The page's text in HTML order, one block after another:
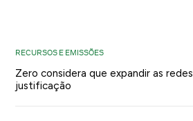
RECURSOS E EMISSÕES
Zero considera que expandir as
justificação